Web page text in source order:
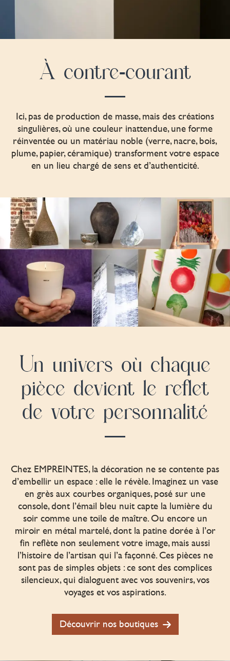
À contre-courant
Ici, pas de production de masse, mais des créations
singulières, où une couleur inattendue, une forme
réinventée ou un matériau noble (verre, nacre, bois,
plume, papier, céramique) transforment votre espace
en un lieu chargé de sens et d’authenticité.
Un univers où chaque
pièce devient le reflet
de votre personnalité
Chez EMPREINTES, la décoration ne se contente pas
d’embellir un espace : elle le révèle. Imaginez un vase
en grès aux courbes organiques, posé sur une
console, dont l’émail bleu nuit capte la lumière du
soir comme une toile de maître. Ou encore un
miroir en métal martelé, dont la patine dorée à l’or
fin reflète non seulement votre image, mais aussi
l’histoire de l’artisan qui l’a façonné. Ces pièces ne
sont pas de simples objets : ce sont des complices
silencieux, qui dialoguent avec vos souvenirs, vos
voyages et vos aspirations.
Découvrir nos boutiques